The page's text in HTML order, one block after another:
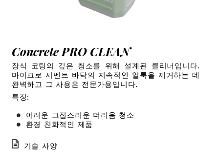
Concrete PRO CLEAN
장식 코팅의 깊은 청소를 위해 설계된 클리너입니다.
마이크로 시멘트 바닥의 지속적인 얼룩을 제거하는 데
완벽하고 그 사용은 전문가용입니다.
특징:
어려운 고집스러운 더러움 청소
환경 친화적인 제품
기술 사양